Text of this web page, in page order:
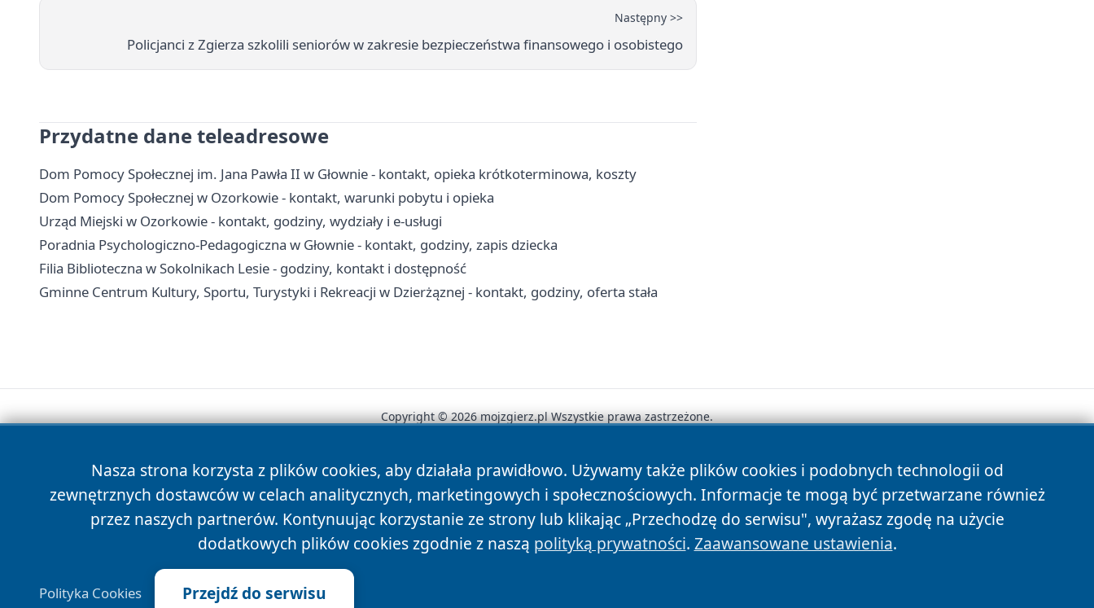
Następny >>
Policjanci z Zgierza szkolili seniorów w zakresie bezpieczeństwa finansowego i osobistego
Przydatne dane teleadresowe
Dom Pomocy Społecznej im. Jana Pawła II w Głownie - kontakt, opieka krótkoterminowa, koszty
Dom Pomocy Społecznej w Ozorkowie - kontakt, warunki pobytu i opieka
Urząd Miejski w Ozorkowie - kontakt, godziny, wydziały i e-usługi
Poradnia Psychologiczno-Pedagogiczna w Głownie - kontakt, godziny, zapis dziecka
Filia Biblioteczna w Sokolnikach Lesie - godziny, kontakt i dostępność
Gminne Centrum Kultury, Sportu, Turystyki i Rekreacji w Dzierżąznej - kontakt, godziny, oferta stała
Nasza strona korzysta z plików cookies, aby działała prawidłowo. Używamy także plików cookies i podobnych technologii od
zewnętrznych dostawców w celach analitycznych, marketingowych i społecznościowych. Informacje te mogą być przetwarzane również
przez naszych partnerów. Kontynuując korzystanie ze strony lub klikając „Przechodzę do serwisu", wyrażasz zgodę na użycie
dodatkowych plików cookies zgodnie z naszą polityką prywatności. Zaawansowane ustawienia.
Polityka Cookies Przejdź do serwisu
Copyright © 2026 mojzgierz.pl Wszystkie prawa zastrzeżone.
News Autorzy Polityka Prywatności Polityka Cookies